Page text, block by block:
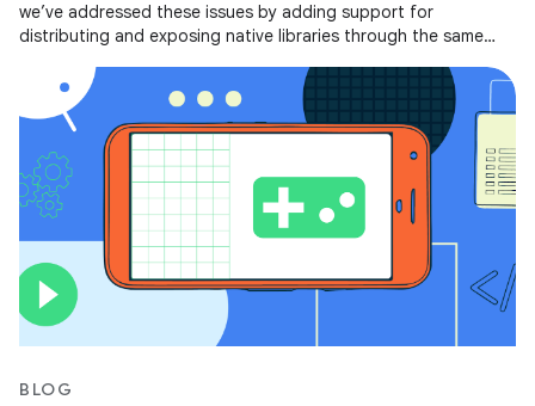
we’ve addressed these issues by adding support for
distributing and exposing native libraries through the same
BLOG